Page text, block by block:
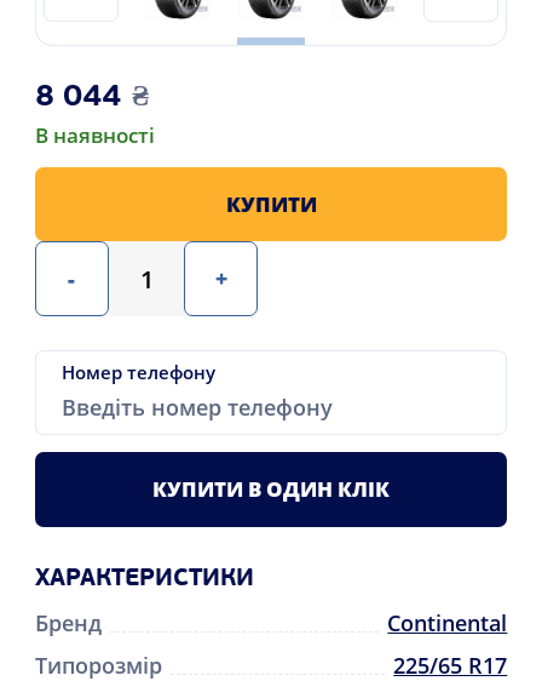
8 044 ₴
В наявності
- +
КУПИТИ
Номер телефону
КУПИТИ В ОДИН КЛІК
ХАРАКТЕРИСТИКИ
Бренд
Continental
Типорозмір
225/65 R17